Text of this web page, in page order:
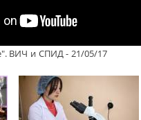
ВИЧ и СПИД - 21/05/17